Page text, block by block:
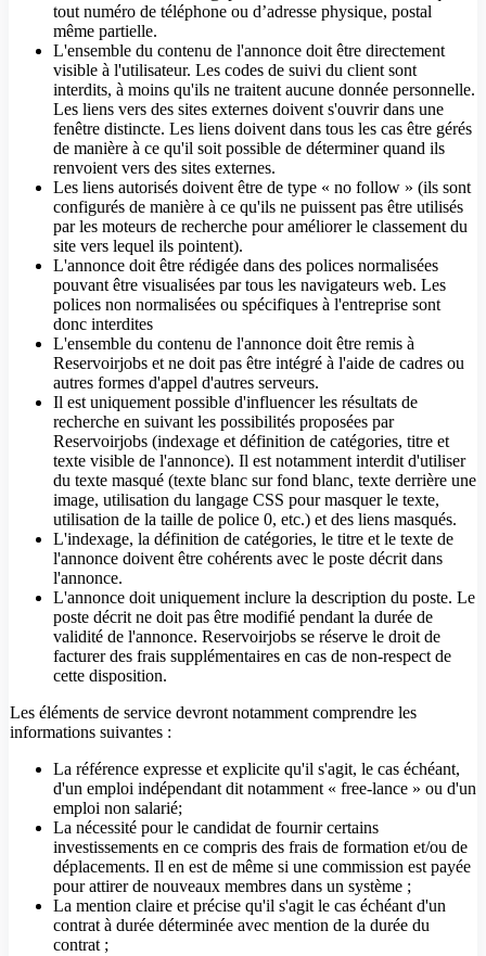
tout numéro de téléphone ou d’adresse physique, postal
même partielle.
L'ensemble du contenu de l'annonce doit être directement
visible à l'utilisateur. Les codes de suivi du client sont
interdits, à moins qu'ils ne traitent aucune donnée personnelle.
Les liens vers des sites externes doivent s'ouvrir dans une
fenêtre distincte. Les liens doivent dans tous les cas être gérés
de manière à ce qu'il soit possible de déterminer quand ils
renvoient vers des sites externes.
Les liens autorisés doivent être de type « no follow » (ils sont
configurés de manière à ce qu'ils ne puissent pas être utilisés
par les moteurs de recherche pour améliorer le classement du
site vers lequel ils pointent).
L'annonce doit être rédigée dans des polices normalisées
pouvant être visualisées par tous les navigateurs web. Les
polices non normalisées ou spécifiques à l'entreprise sont
donc interdites
L'ensemble du contenu de l'annonce doit être remis à
Reservoirjobs et ne doit pas être intégré à l'aide de cadres ou
autres formes d'appel d'autres serveurs.
Il est uniquement possible d'influencer les résultats de
recherche en suivant les possibilités proposées par
Reservoirjobs (indexage et définition de catégories, titre et
texte visible de l'annonce). Il est notamment interdit d'utiliser
du texte masqué (texte blanc sur fond blanc, texte derrière une
image, utilisation du langage CSS pour masquer le texte,
utilisation de la taille de police 0, etc.) et des liens masqués.
L'indexage, la définition de catégories, le titre et le texte de
l'annonce doivent être cohérents avec le poste décrit dans
l'annonce.
L'annonce doit uniquement inclure la description du poste. Le
poste décrit ne doit pas être modifié pendant la durée de
validité de l'annonce. Reservoirjobs se réserve le droit de
facturer des frais supplémentaires en cas de non-respect de
cette disposition.
Les éléments de service devront notamment comprendre les
informations suivantes :
La référence expresse et explicite qu'il s'agit, le cas échéant,
d'un emploi indépendant dit notamment « free-lance » ou d'un
emploi non salarié;
La nécessité pour le candidat de fournir certains
investissements en ce compris des frais de formation et/ou de
déplacements. Il en est de même si une commission est payée
pour attirer de nouveaux membres dans un système ;
La mention claire et précise qu'il s'agit le cas échéant d'un
contrat à durée déterminée avec mention de la durée du
contrat ;